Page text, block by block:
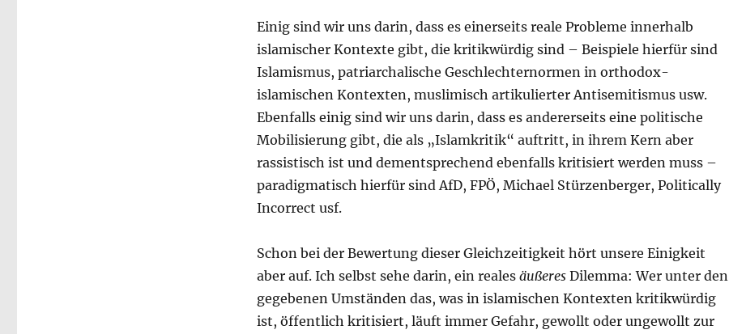
Einig sind wir uns darin, dass es einerseits reale Probleme innerhalb
islamischer Kontexte gibt, die kritikwürdig sind – Beispiele hierfür sind
Islamismus, patriarchalische Geschlechternormen in orthodox-
islamischen Kontexten, muslimisch artikulierter Antisemitismus usw.
Ebenfalls einig sind wir uns darin, dass es andererseits eine politische
Mobilisierung gibt, die als „Islamkritik“ auftritt, in ihrem Kern aber
rassistisch ist und dementsprechend ebenfalls kritisiert werden muss –
paradigmatisch hierfür sind AfD, FPÖ, Michael Stürzenberger, Politically
Incorrect usf.
Schon bei der Bewertung dieser Gleichzeitigkeit hört unsere Einigkeit
aber auf. Ich selbst sehe darin, ein reales äußeres Dilemma: Wer unter den
gegebenen Umständen das, was in islamischen Kontexten kritikwürdig
ist, öffentlich kritisiert, läuft immer Gefahr, gewollt oder ungewollt zur